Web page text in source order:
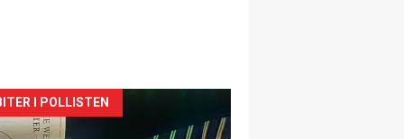
I POLLISTEN